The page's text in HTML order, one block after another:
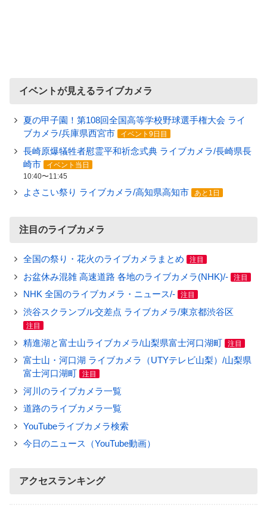
イベントが見えるライブカメラ
夏の甲子園！第108回全国高等学校野球選手権大会 ライ
ブカメラ/兵庫県西宮市
イベント9日目
長崎原爆犠牲者慰霊平和祈念式典 ライブカメラ/長崎県長
崎市
イベント当日
10:40〜11:45
よさこい祭り ライブカメラ/高知県高知市 あと1日
注目のライブカメラ
全国の祭り・花火のライブカメラまとめ 注目
お盆休み混雑 高速道路 各地のライブカメラ(NHK)/- 注目
NHK 全国のライブカメラ・ニュース/- 注目
渋谷スクランブル交差点 ライブカメラ/東京都渋谷区
注目
精進湖と富士山ライブカメラ/山梨県富士河口湖町 注目
富士山・河口湖 ライブカメラ（UTYテレビ山梨）/山梨県
富士河口湖町
注目
河川のライブカメラ一覧
道路のライブカメラ一覧
YouTubeライブカメラ検索
今日のニュース（YouTube動画）
アクセスランキング